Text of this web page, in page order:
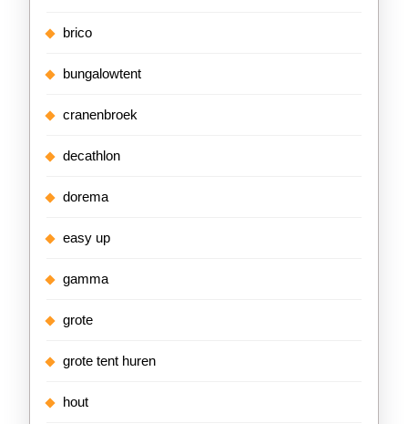
brico
bungalowtent
cranenbroek
decathlon
dorema
easy up
gamma
grote
grote tent huren
hout